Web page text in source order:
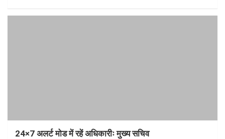
24×7 अलर्ट मोड में रहें अधिकारीः मुख्य सचिव